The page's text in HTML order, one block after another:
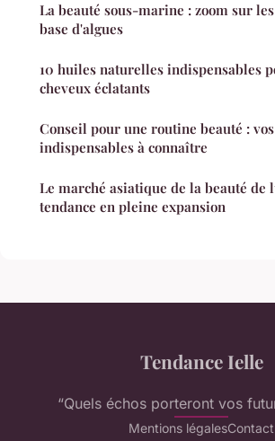
La beauté sous-marine : zoom sur
base d'algues
10 huiles naturelles indispensables
cheveux éclatants
Conseil pour une routine beauté : vos
indispensables à connaître
Le marché asiatique de la beauté de
tendance en pleine expansion
Tendance Ielle
“Quels échos porteront vos
Mentions légalesContact